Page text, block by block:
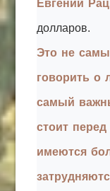
Евгений
долларов.
Это не
говорить о
самый
стоит
имеются